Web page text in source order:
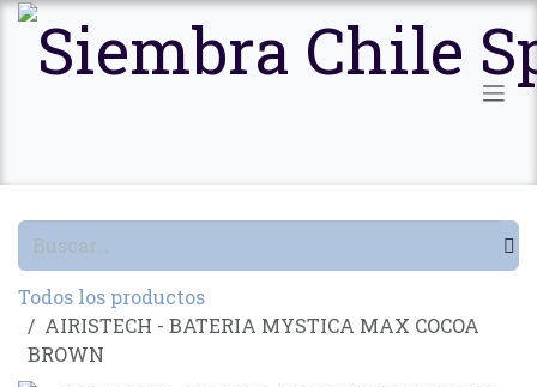
Ir al contenido
Todos los productos
AIRISTECH - BATERIA MYSTICA MAX COCOA
BROWN